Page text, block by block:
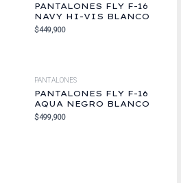
PANTALONES FLY F-16
NAVY HI-VIS BLANCO
$449,900
PANTALONES
PANTALONES FLY F-16
AQUA NEGRO BLANCO
$499,900